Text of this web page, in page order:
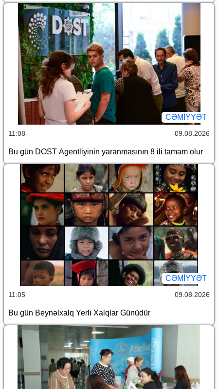
CƏMİYYƏT
11:08 09.08.2026
Bu gün DOST Agentliyinin yaranmasının 8 ili tamam olur
CƏMİYYƏT
11:05 09.08.2026
Bu gün Beynəlxalq Yerli Xalqlar Günüdür